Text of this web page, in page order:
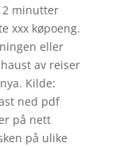
minutter
xxx køpoeng.
eller
av reiser
Kilde:
ned pdf
på nett
på ulike